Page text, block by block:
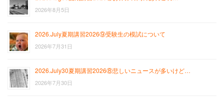
2026年8月5日
2026.July夏期講習2026⑨受験生の模試について
2026年7月31日
2026.July30夏期講習2026⑧悲しいニュースが多いけど…
2026年7月30日